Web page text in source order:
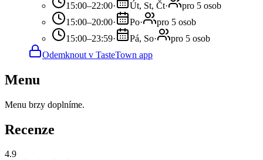
15:00–22:00· Út, St, Čt·
pro 5 osob
15:00–20:00· Po·
pro 5 osob
15:00–23:59· Pá, So·
pro 5 osob
Odemknout v TasteTown app
Menu
Menu brzy doplníme.
Recenze
4.9